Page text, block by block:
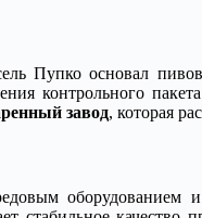
Пупко основал
контрольного
завод, которая
оборудованием